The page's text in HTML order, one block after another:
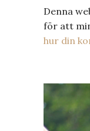
Denna
för att
hur din